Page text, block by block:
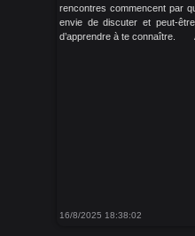
rencontres commencent par
envie de discuter et peut-
d’apprendre à te connaître.
16/8/2025 18:38:02